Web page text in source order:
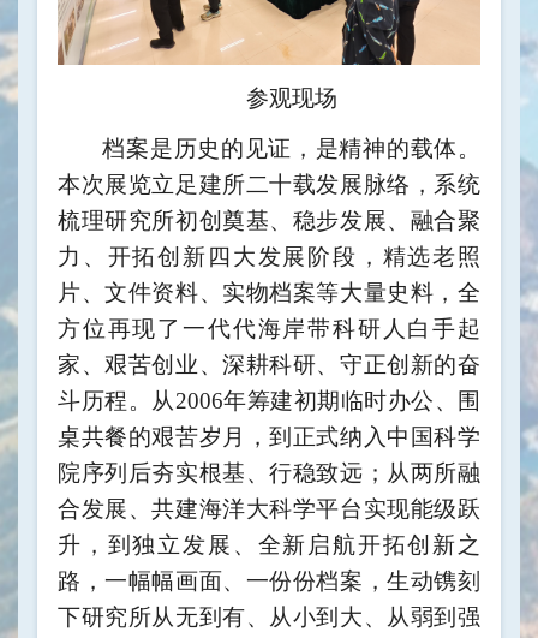
参观现场
档案是历史的见证，是精神的载体。
本次展览立足建所二十载发展脉络，系统
梳理研究所初创奠基、稳步发展、融合聚
力、开拓创新四大发展阶段，精选老照
片、文件资料、实物档案等大量史料，全
方位再现了一代代海岸带科研人白手起
家、艰苦创业、深耕科研、守正创新的奋
斗历程。从2006年筹建初期临时办公、围
桌共餐的艰苦岁月，到正式纳入中国科学
院序列后夯实根基、行稳致远；从两所融
合发展、共建海洋大科学平台实现能级跃
升，到独立发展、全新启航开拓创新之
路，一幅幅画面、一份份档案，生动镌刻
下研究所从无到有、从小到大、从弱到强